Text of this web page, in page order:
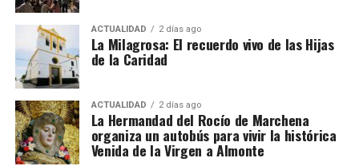
El contrato también debe incluir una compensación
por vacaciones de al menos el 10% del salario bruto.
Alojamiento, comida y
transporte
ACTUALIDAD 2 días ago
La Milagrosa: El recuerdo vivo de las Hijas
de la Caridad
ACTUALIDAD 2 días ago
La Hermandad del Rocío de Marchena
organiza un autobús para vivir la histórica
Venida de la Virgen a Almonte